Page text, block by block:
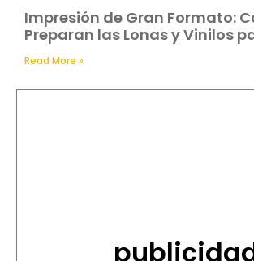
Impresión de Gran Formato:
Preparan las Lonas y Vinilos
Read More »